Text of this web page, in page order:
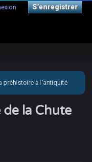
S’enregistrer
préhistoire à l'antiquité
Bataille de la
de la Chute